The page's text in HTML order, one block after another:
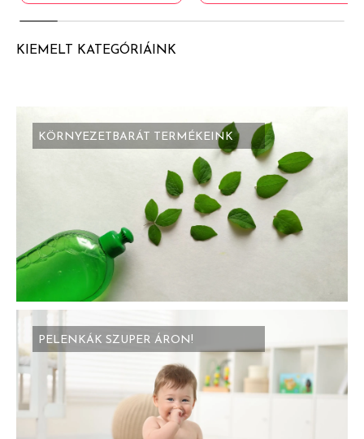
KIEMELT KATEGÓRIÁINK
KÖRNYEZETBARÁT TERMÉKEINK
PELENKÁK SZUPER ÁRON!